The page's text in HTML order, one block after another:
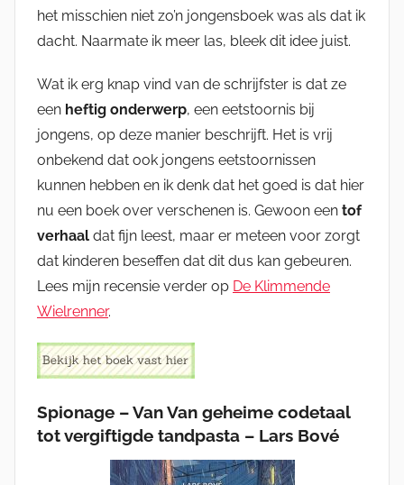
het misschien niet zo’n jongensboek was als dat ik
dacht. Naarmate ik meer las, bleek dit idee juist.
Wat ik erg knap vind van de schrijfster is dat ze
een heftig onderwerp, een eetstoornis bij
jongens, op deze manier beschrijft. Het is vrij
onbekend dat ook jongens eetstoornissen
kunnen hebben en ik denk dat het goed is dat hier
nu een boek over verschenen is. Gewoon een tof
verhaal dat fijn leest, maar er meteen voor zorgt
dat kinderen beseffen dat dit dus kan gebeuren.
Lees mijn recensie verder op De Klimmende
Wielrenner.
Spionage – Van Van geheime codetaal
tot vergiftigde tandpasta – Lars Bové